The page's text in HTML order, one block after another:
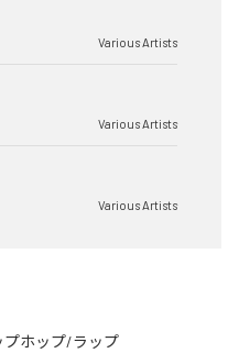
Various Artists
Various Artists
Various Artists
プホップ/ラップ